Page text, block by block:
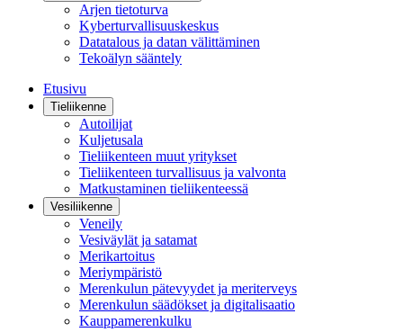
Arjen tietoturva
Kyberturvallisuuskeskus
Datatalous ja datan välittäminen
Tekoälyn sääntely
Etusivu
Tieliikenne
Autoilijat
Kuljetusala
Tieliikenteen muut yritykset
Tieliikenteen turvallisuus ja valvonta
Matkustaminen tieliikenteessä
Vesiliikenne
Veneily
Vesiväylät ja satamat
Merikartoitus
Meriympäristö
Merenkulun pätevyydet ja meriterveys
Merenkulun säädökset ja digitalisaatio
Kauppamerenkulku